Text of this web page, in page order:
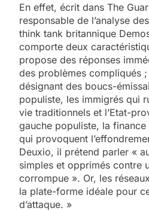
En effet, écrit dans The
responsable de l’analyse
think tank britannique
comporte deux
propose des réponses
des problèmes compliqués
désignant des boucs-
populiste, les immigrés qui
vie traditionnels et l’Etat-
gauche populiste, la
qui provoquent
Deuxio, il prétend parler «
simples et opprimés contre
corrompue ». Or, les
la plate-forme idéale pour
d’attaque. »